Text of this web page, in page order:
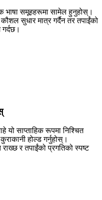
भाषा समूहहरूमा सामेल हुनुहोस्।
सुधार मात्र गर्दैन तर तपाईंको
यो साप्ताहिक रूपमा निश्चित
होल्ड गर्नुहोस्।
र तपाईंको प्रगतिको स्पष्ट